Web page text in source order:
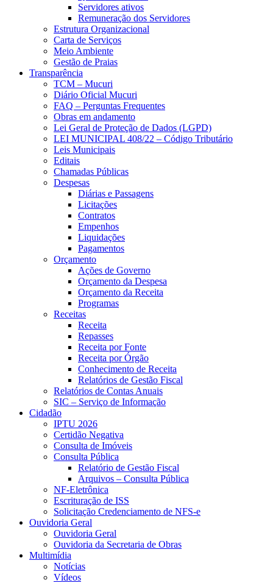
Servidores ativos
Remuneração dos Servidores
Estrutura Organizacional
Carta de Serviços
Meio Ambiente
Gestão de Praias
Transparência
TCM – Mucuri
Diário Oficial Mucuri
FAQ – Perguntas Frequentes
Obras em andamento
Lei Geral de Proteção de Dados (LGPD)
LEI MUNICIPAL 408/22 – Código Tributário
Leis Municipais
Editais
Chamadas Públicas
Despesas
Diárias e Passagens
Licitações
Contratos
Empenhos
Liquidações
Pagamentos
Orçamento
Ações de Governo
Orçamento da Despesa
Orçamento da Receita
Programas
Receitas
Receita
Repasses
Receita por Fonte
Receita por Órgão
Conhecimento de Receita
Relatórios de Gestão Fiscal
Relatórios de Contas Anuais
SIC – Serviço de Informação
Cidadão
IPTU 2026
Certidão Negativa
Consulta de Imóveis
Consulta Pública
Relatório de Gestão Fiscal
Arquivos – Consulta Pública
NF-Eletrônica
Escrituração de ISS
Solicitação Credenciamento de NFS-e
Ouvidoria Geral
Ouvidoria Geral
Ouvidoria da Secretaria de Obras
Multimídia
Notícias
Vídeos